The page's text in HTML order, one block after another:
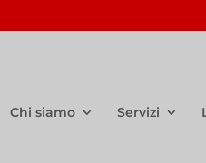
Chi siamo Servizi